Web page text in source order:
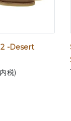
-Desert
税)